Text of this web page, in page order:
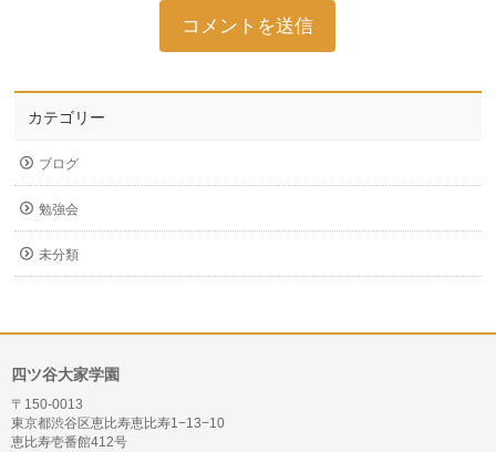
カテゴリー
ブログ
勉強会
未分類
四ツ谷大家学園
〒150-0013
東京都渋谷区恵比寿恵比寿1−13−10
恵比寿壱番館412号